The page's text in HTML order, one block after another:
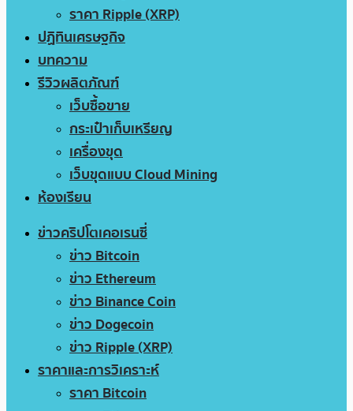
ราคา Ripple (XRP)
ปฏิทินเศรษฐกิจ
บทความ
รีวิวผลิตภัณฑ์
เว็บซื้อขาย
กระเป๋าเก็บเหรียญ
เครื่องขุด
เว็บขุดแบบ Cloud Mining
ห้องเรียน
ข่าวคริปโตเคอเรนซี่
ข่าว Bitcoin
ข่าว Ethereum
ข่าว Binance Coin
ข่าว Dogecoin
ข่าว Ripple (XRP)
ราคาและการวิเคราะห์
ราคา Bitcoin